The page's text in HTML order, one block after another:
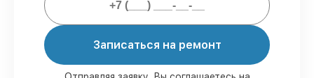
80%
ремонтов по ремонту выполняются
с возможностью присутствия владельца
наличии в Санкт-Петербурге, остальные
Записаться на ремонт